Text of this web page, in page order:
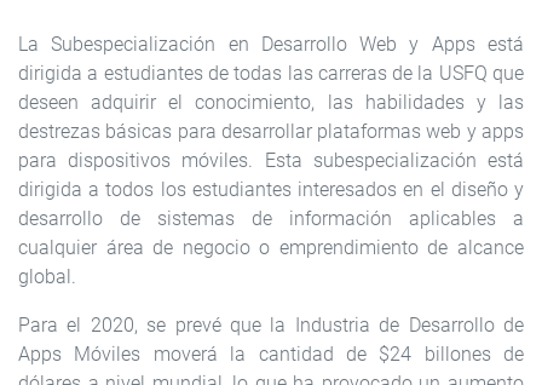
La Subespecialización en Desarrollo Web y Apps está
dirigida a estudiantes de todas las carreras de la USFQ que
deseen adquirir el conocimiento, las habilidades y las
destrezas básicas para desarrollar plataformas web y apps
para dispositivos móviles. Esta subespe­cialización está
dirigida a todos los estudiantes interesados en el diseño y
desarrollo de sistemas de información aplicables a
cualquier área de negocio o emprendimiento de alcance
global.
Para el 2020, se prevé que la Industria de Desarrollo de
Apps Móviles moverá la cantidad de $24 billones de